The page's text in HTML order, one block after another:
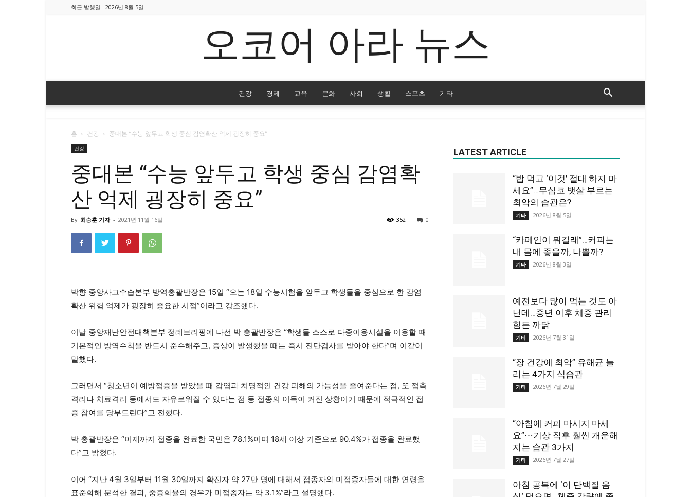
최근 발행일 : 2026년 8월 5일
오코어 아라 뉴스
건강 경제 교육 문화 사회 생활 스포츠 기타
홈 건강 중대본 “수능 앞두고 학생 중심 감염확산 억제 굉장히 중요”
건강
중대본 “수능 앞두고 학생 중심 감염확
산 억제 굉장히 중요”
By 최승훈 기자 - 2021년 11월 16일 0
352
박향 중앙사고수습본부 방역총괄반장은 15일 “오는 18일 수능시험을 앞두고 학생들을 중심으로 한 감염
확산 위험 억제가 굉장히 중요한 시점”이라고 강조했다.
이날 중앙재난안전대책본부 정례브리핑에 나선 박 총괄반장은 “학생들 스스로 다중이용시설을 이용할 때
기본적인 방역수칙을 반드시 준수해주고, 증상이 발생했을 때는 즉시 진단검사를 받아야 한다”며 이같이
말했다.
그러면서 “청소년이 예방접종을 받았을 때 감염과 치명적인 건강 피해의 가능성을 줄여준다는 점, 또 접촉
격리나 치료격리 등에서도 자유로워질 수 있다는 점 등 접종의 이득이 커진 상황이기 때문에 적극적인 접
종 참여를 당부드린다”고 전했다.
박 총괄반장은 “이제까지 접종을 완료한 국민은 78.1%이며 18세 이상 기준으로 90.4%가 접종을 완료했
다”고 밝혔다.
이어 “지난 4월 3일부터 11월 30일까지 확진자 약 27만 명에 대해서 접종자와 미접종자들에 대한 연령을
표준화해 분석한 결과, 중증화율의 경우가 미접종자는 약 3.1%”라고 설명했다.
LATEST ARTICLE
“밥 먹고 ‘이것’ 절대 하지 마
세요”…무심코 뱃살 부르는
최악의 습관은?
기타 2026년 8월 5일
“카페인이 뭐길래”…커피는
내 몸에 좋을까, 나쁠까?
기타 2026년 8월 3일
예전보다 많이 먹는 것도 아
닌데…중년 이후 체중 관리
힘든 까닭
기타 2026년 7월 31일
“장 건강에 최악” 유해균 늘
리는 4가지 식습관
기타 2026년 7월 29일
“아침에 커피 마시지 마세
요”⋯기상 직후 훨씬 개운해
지는 습관 3가지
기타 2026년 7월 27일
아침 공복에 ‘이 단백질 음